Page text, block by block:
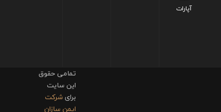
آپارات
تمامی حقوق
این سایت
برایشرکت
ایمن سازان